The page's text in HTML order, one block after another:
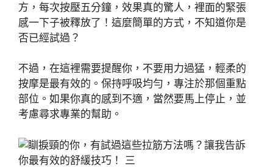
方，每次按壓五分鐘，效果真的驚人，裡面的緊張
感一下子被釋放了！這麼簡單的方式，不知道你是
否已經試過？
不過，在這裡需要提醒你，不要用力過猛，輕柔的
按摩是最有效的。保持呼吸均勻，專注於那個重點
部位。如果你真的感到不適，當然要馬上停止，並
考慮尋求專業的幫助。